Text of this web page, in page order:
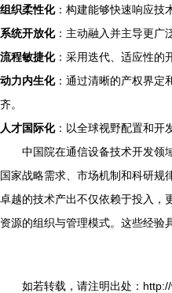
组织柔性化：构建能够快速响应技
系统开放化：主动融入并主导更广
流程敏捷化：采用迭代、适应性的
动力内生化：通过清晰的产权界定
齐。
人才国际化：以全球视野配置和开
中国院在通信设备技术开发领
国家战略需求、市场机制和科研规
卓越的技术产出不仅依赖于投入，
资源的组织与管理模式。这些经验
如若转载，请注明出处：